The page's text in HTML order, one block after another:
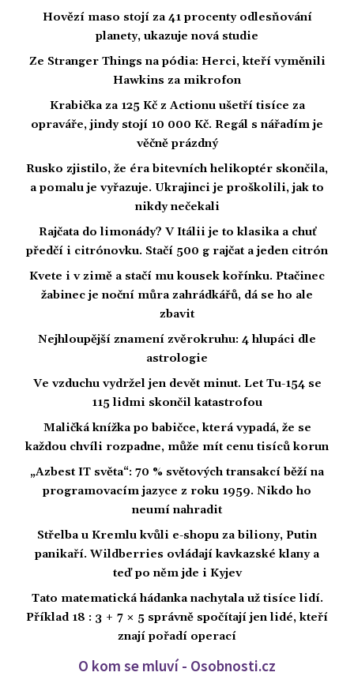
Hovězí maso stojí za 41 procenty odlesňování
planety, ukazuje nová studie
Ze Stranger Things na pódia: Herci, kteří vyměnili
Hawkins za mikrofon
Krabička za 125 Kč z Actionu ušetří tisíce za
opraváře, jindy stojí 10 000 Kč. Regál s nářadím je
věčně prázdný
Rusko zjistilo, že éra bitevních helikoptér skončila,
a pomalu je vyřazuje. Ukrajinci je proškolili, jak to
nikdy nečekali
Rajčata do limonády? V Itálii je to klasika a chuť
předčí i citrónovku. Stačí 500 g rajčat a jeden citrón
Kvete i v zimě a stačí mu kousek kořínku. Ptačinec
žabinec je noční můra zahrádkářů, dá se ho ale
zbavit
Nejhloupější znamení zvěrokruhu: 4 hlupáci dle
astrologie
Ve vzduchu vydržel jen devět minut. Let Tu-154 se
115 lidmi skončil katastrofou
Maličká knížka po babičce, která vypadá, že se
každou chvíli rozpadne, může mít cenu tisíců korun
„Azbest IT světa“: 70 % světových transakcí běží na
programovacím jazyce z roku 1959. Nikdo ho
neumí nahradit
Střelba u Kremlu kvůli e-shopu za biliony, Putin
panikaří. Wildberries ovládají kavkazské klany a
teď po něm jde i Kyjev
Tato matematická hádanka nachytala už tisíce lidí.
Příklad 18 : 3 + 7 × 5 správně spočítají jen lidé, kteří
znají pořadí operací
O kom se mluví - Osobnosti.cz